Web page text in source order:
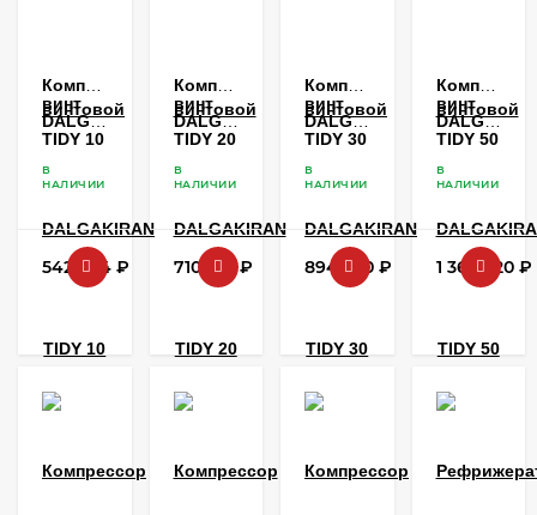
Компрессор
винтовой
DALGAKIRAN
TIDY 10
В
НАЛИЧИИ
542 424
Компрессор
винтовой
DALGAKIRAN
TIDY 20
В
НАЛИЧИИ
710 184
Компрессор
винтовой
DALGAKIRAN
TIDY 30
В
НАЛИЧИИ
894 720
винтовой
TIDY 50
В
НАЛИЧИИ
1 360 720